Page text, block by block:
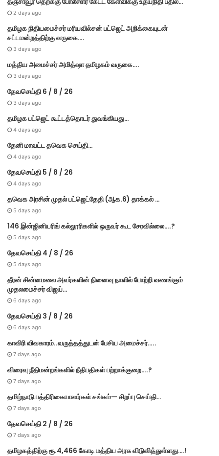
2 days ago
தமி​ழ​க நிதியமைச்சர் மரியவில்சன் பட்ஜெட் அறிக்கையுடன்
சட்டமன்றத்திற்கு வருகை….
3 days ago
மத்திய அமைச்சர் அமித்ஷா தமிழகம் வருகை….
3 days ago
தேவசெய்தி 6 / 8 / 26
3 days ago
தமிழக பட்ஜெட் கூட்டத்தொடர் துவங்கியது…
4 days ago
தேனி மாவட்ட தவெக செய்தி…
4 days ago
தேவசெய்தி 5 / 8 / 26
4 days ago
தவெக அரசின் முதல் பட்​ஜெட்தேதி (ஆக.6) தாக்​கல் …
5 days ago
146 இன்ஜினியரிங் கல்லூரிகளில் ஒருவர் கூட சேரவில்லை….?
5 days ago
தேவசெய்தி 4 / 8 / 26
5 days ago
தீரன் சின்னமலை அவர்களின் நினைவு நாளில் போற்றி வணங்கும்
முதலமைச்சர் விஜய்…
6 days ago
தேவசெய்தி 3 / 8 / 26
6 days ago
காவிரி விவகாரம்..வருத்தத்துடன் பேசிய அமைச்சர்…..
7 days ago
விரைவு நீதிமன்றங்களில் நீதிபதிகள் பற்றாக்குறை….?
7 days ago
தமிழ்நாடு பத்திரிகையாளர்கள் சங்கம்— சிறப்பு செய்தி…
7 days ago
தேவசெய்தி 2 / 8 / 26
7 days ago
தமிழகத்திற்கு ரூ.4,466 கோடி மத்திய அரசு விடுவித்துள்ளது….!